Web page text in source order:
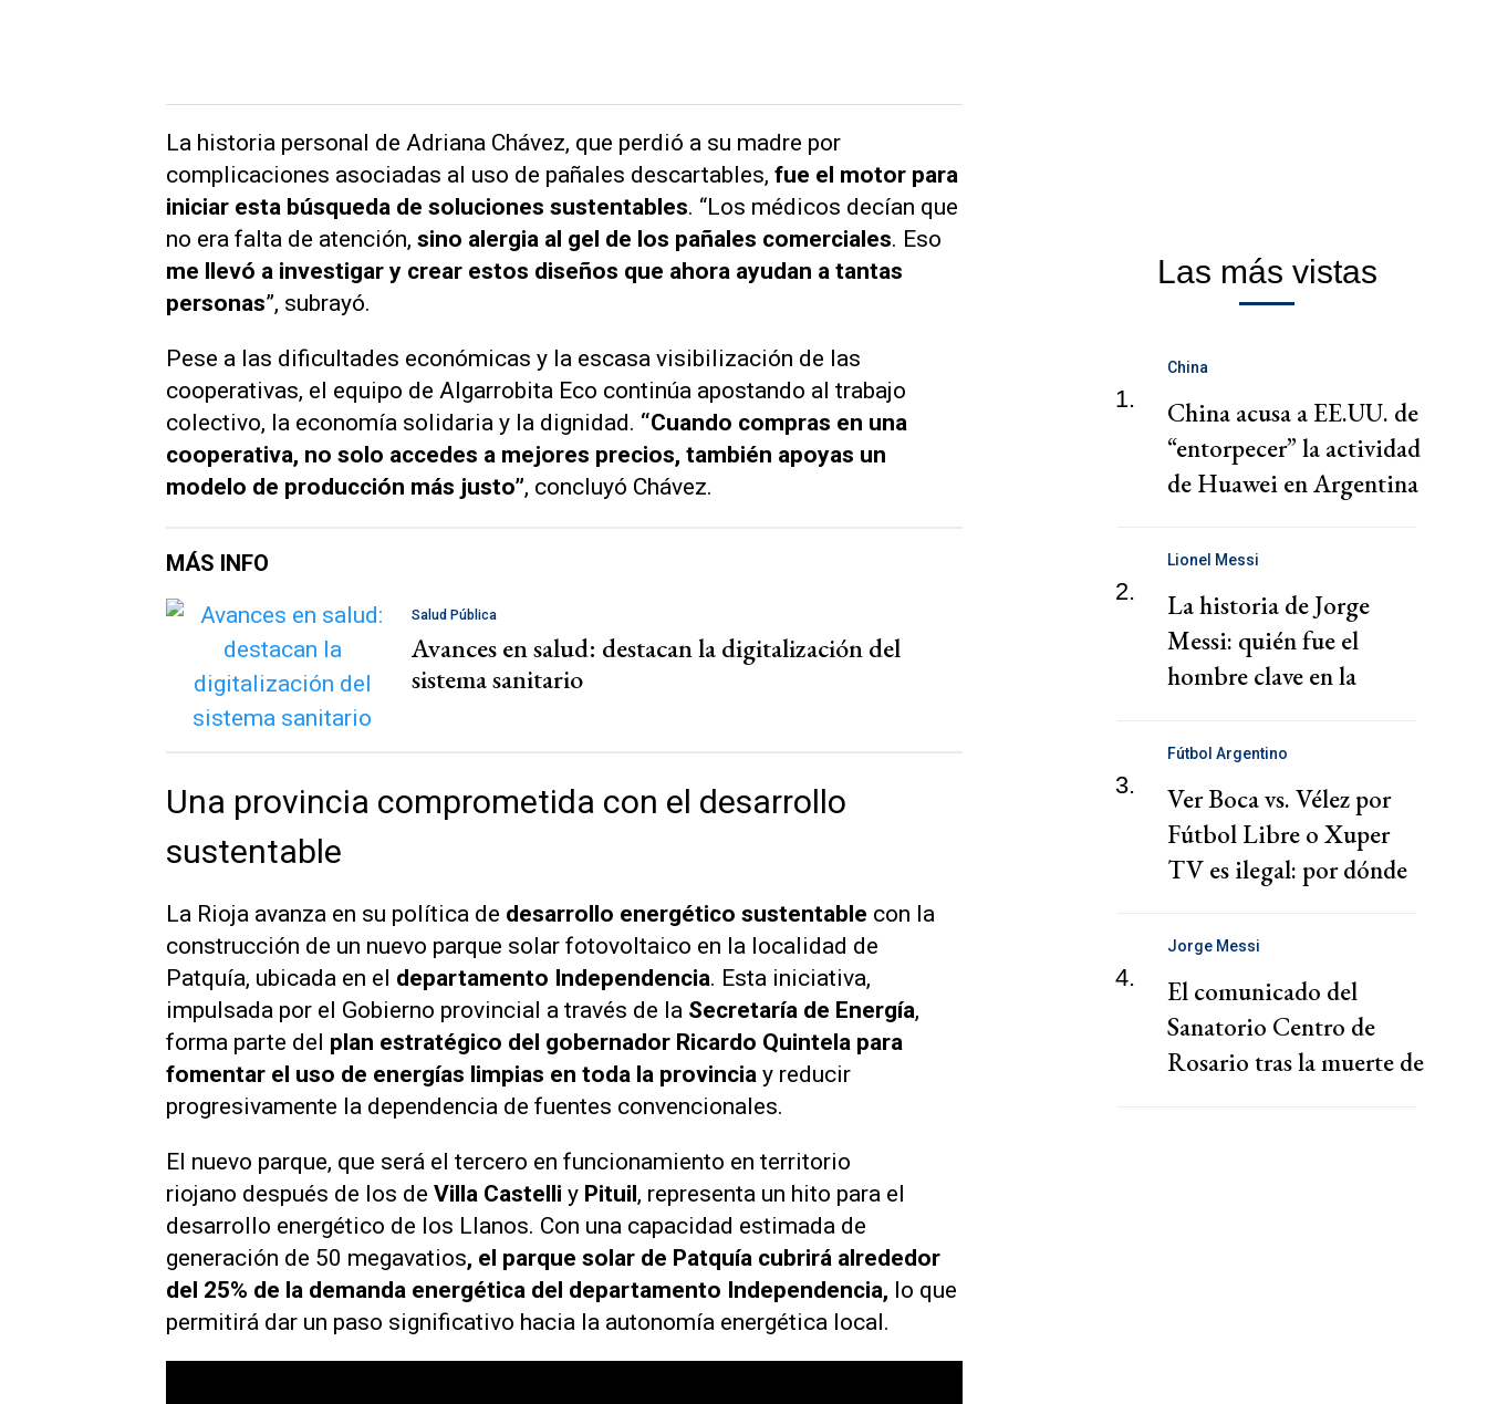
La historia personal de Adriana Chávez, que perdió a su madre por
complicaciones asociadas al uso de pañales descartables, fue el motor para
iniciar esta búsqueda de soluciones sustentables. “Los médicos decían que
no era falta de atención, sino alergia al gel de los pañales comerciales. Eso
me llevó a investigar y crear estos diseños que ahora ayudan a tantas
personas”, subrayó.
Pese a las dificultades económicas y la escasa visibilización de las
cooperativas, el equipo de Algarrobita Eco continúa apostando al trabajo
colectivo, la economía solidaria y la dignidad. “Cuando compras en una
cooperativa, no solo accedes a mejores precios, también apoyas un
modelo de producción más justo”, concluyó Chávez.
MÁS INFO
Salud Pública
Avances en salud: destacan la digitalización del
sistema sanitario
Una provincia comprometida con el desarrollo
sustentable
La Rioja avanza en su política de desarrollo energético sustentable con la
construcción de un nuevo parque solar fotovoltaico en la localidad de
Patquía, ubicada en el departamento Independencia. Esta iniciativa,
impulsada por el Gobierno provincial a través de la Secretaría de Energía,
forma parte del plan estratégico del gobernador Ricardo Quintela para
fomentar el uso de energías limpias en toda la provincia y reducir
progresivamente la dependencia de fuentes convencionales.
El nuevo parque, que será el tercero en funcionamiento en territorio
riojano después de los de Villa Castelli y Pituil, representa un hito para el
desarrollo energético de los Llanos. Con una capacidad estimada de
generación de 50 megavatios, el parque solar de Patquía cubrirá alrededor
del 25% de la demanda energética del departamento Independencia, lo que
permitirá dar un paso significativo hacia la autonomía energética local.
Las más vistas
1.
China
China acusa a EE.UU. de
“entorpecer” la actividad
de Huawei en Argentina
2.
Lionel Messi
La historia de Jorge
Messi: quién fue el
hombre clave en la
3.
Fútbol Argentino
Ver Boca vs. Vélez por
Fútbol Libre o Xuper
TV es ilegal: por dónde
4.
Jorge Messi
El comunicado del
Sanatorio Centro de
Rosario tras la muerte de